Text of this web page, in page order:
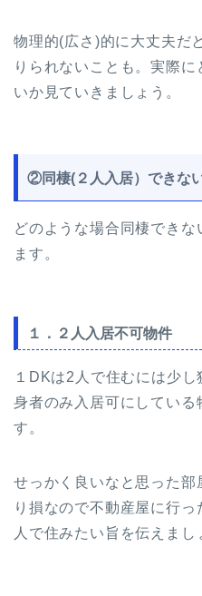
物理的(広さ)的に大丈夫だ
りられないことも。実際
いか見ていきましょう。
②同棲(２人入居）できな
どのような場合同棲できな
ます。
１．２人入居不可物件
１DKは2人で住むには少
身者のみ入居可にしている
す。
せっかく良いなと思った
り損なので不動産屋に行っ
人で住みたい旨を伝えまし